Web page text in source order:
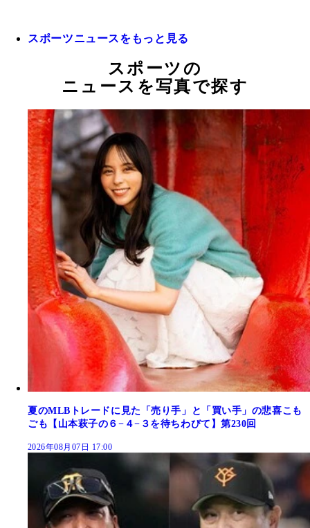
スポーツニュースをもっと見る
スポーツの
ニュースを写真で探す
夏のMLBトレードに見た「売り手」と「買い手」の悲喜こも
ごも【山本萩子の６−４−３を待ちわびて】第230回
2026年08月07日 17:00